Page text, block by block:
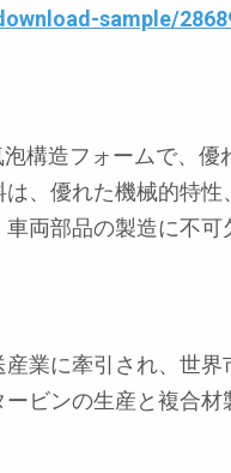
sample/
構造フォームで、優
、優れた機械的特性
両部品の製造に不可
業に牽引され、世界
ビンの生産と複合材